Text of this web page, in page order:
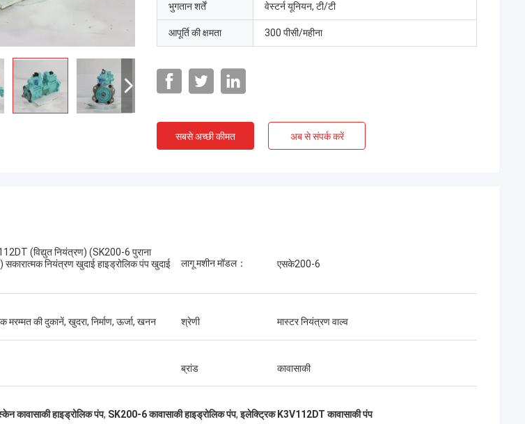
जोस
मुझे यह कंपनी पसंद है. वे पेशेवर और मैत्रीपूर्ण हैं. उत्कृष्ट
कीमत. जब मुझे इसकी आवश्यकता होगी तो मैं फिर से ऑर्डर
भुगतान शर्तें वेस्टर्न यूनियन, टी/टी
आपूर्ति की क्षमता 300 पीसी/महीना
सबसे अच्छी कीमत अब से संपर्क करें
(विद्युत नियंत्रण) (SK200-6 पुराना
सकारात्मक नियंत्रण खुदाई हाइड्रोलिक पंप खुदाई
लागू मशीन मॉडल： एसके200-6
मरम्मत की दुकानें, खुदरा, निर्माण, ऊर्जा, खनन श्रेणी मास्टर नियंत्रण वाल्व
ब्रांड कावासाकी
कावासाकी हाइड्रोलिक पंप, SK200-6 कावासाकी हाइड्रोलिक पंप,इलेक्ट्रिक K3V112DT कावासाकी पंप